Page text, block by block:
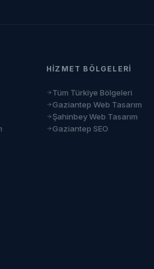
HIZMET BÖLGELERI
Tüm Türkiye Bölgeleri
Gaziantep Web Tasarım
Şahinbey Web Tasarım
Gaziantep SEO